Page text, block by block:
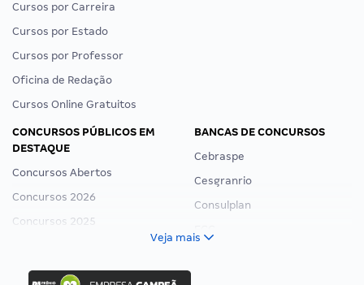
Cursos por Carreira
Cursos por Estado
Cursos por Professor
Oficina de Redação
Cursos Online Gratuitos
CONCURSOS PÚBLICOS EM
DESTAQUE
Concursos Abertos
Concursos 2026
Concursos 2025
Concurso Ibama
BANCAS DE CONCURSOS
Cebraspe
Cesgranrio
Consulplan
Veja mais